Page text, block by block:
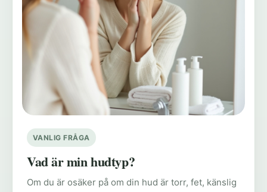
VANLIG FRÅGA
Vad är min hudtyp?
Om du är osäker på om din hud är torr, fet, känslig